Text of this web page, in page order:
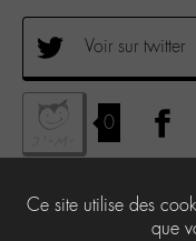
Voir sur twitter
0
Ce site utilise des
que